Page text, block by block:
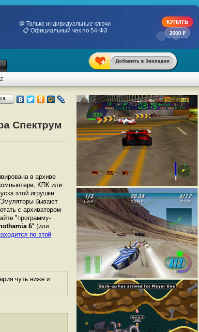
💯 Только индивидуальные ключи
📋 Официальный чек по 54-ФЗ
КУПИТЬ
2000 ₽
Z
Спектрум
в архиве
КПК или
этой игрушки
бывают
с архиватором
"программу-
6" (или
по этой
чуть ниже и